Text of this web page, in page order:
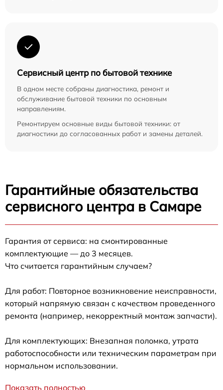
Сервисный центр по бытовой технике
В одном месте собраны диагностика, ремонт и
обслуживание бытовой техники по основным
направлениям.
Ремонтируем основные виды бытовой техники: от
диагностики до согласованных работ и замены деталей.
Гарантийные обязательства
сервисного центра в Самаре
Гарантия от сервиса: на смонтированные
комплектующие — до 3 месяцев.
Что считается гарантийным случаем?
Для работ: Повторное возникновение неисправности,
который напрямую связан с качеством проведенного
ремонта (например, некорректный монтаж запчасти).
Для комплектующих: Внезапная поломка, утрата
работоспособности или техническим параметрам при
нормальном использовании.
Показать полностью